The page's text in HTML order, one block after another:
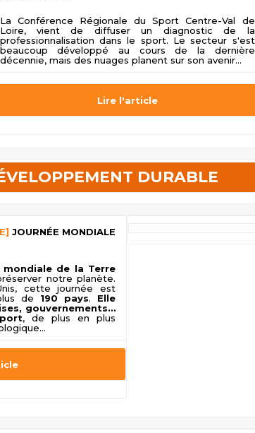
La Conférence Régionale du Sport Centre-Val de
Loire, vient de diffuser un diagnostic de la
professionnalisation dans le sport. Le secteur s'est
beaucoup développé au cours de la dernière
décennie, mais des nuages planent sur son avenir...
Lire l'article
DURABLE
JOURNÉE MONDIALE
mondiale de la Terre
notre planète.
cette journée est
de 190 pays. Elle
gouvernements…
, de plus en plus